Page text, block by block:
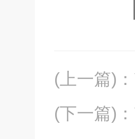
(上一篇) ：
(下一篇) ：